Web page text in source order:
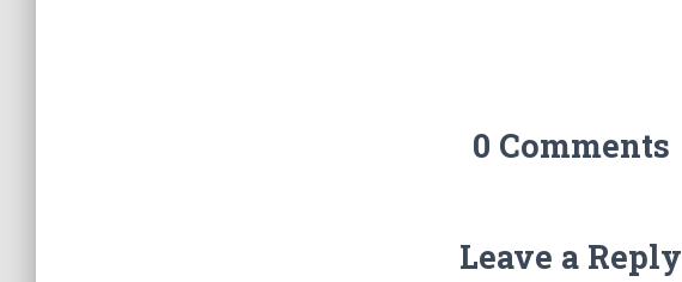
0 Comments
Leave a Reply